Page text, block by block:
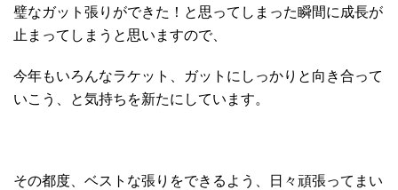
璧なガット張りができた！と思ってしまった瞬間に成長が
止まってしまうと思いますので、
今年もいろんなラケット、ガットにしっかりと向き合って
いこう、と気持ちを新たにしています。
その都度、ベストな張りをできるよう、日々頑張ってまい